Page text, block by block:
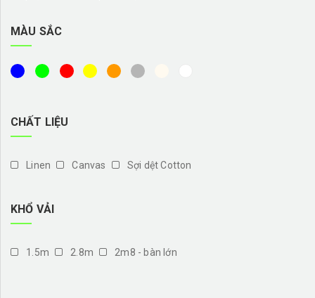
MÀU SẮC
CHẤT LIỆU
Linen Canvas Sợi dệt Cotton
KHỔ VẢI
1.5m 2.8m 2m8 - bàn lớn